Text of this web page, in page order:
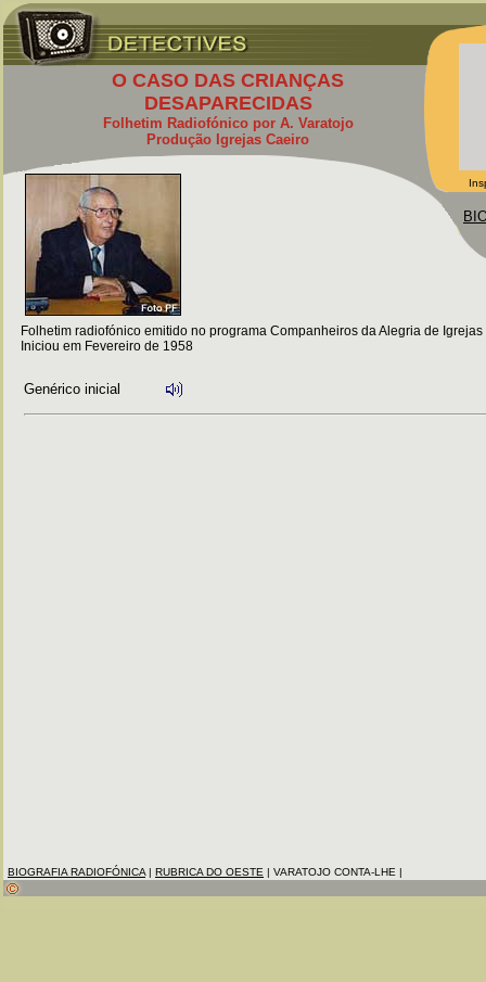
O CASO DAS CRIANÇAS
DESAPARECIDAS
Folhetim Radiofónico por A. Varatojo
Produção Igrejas Caeiro
Folhetim radiofónico emitido no programa Companheiros da Alegria de
Iniciou em Fevereiro de 1958
Genérico inicial
BIOGRAFIA RADIOFÓNICA | RUBRICA DO OESTE | VARATOJO CONTA-LHE |